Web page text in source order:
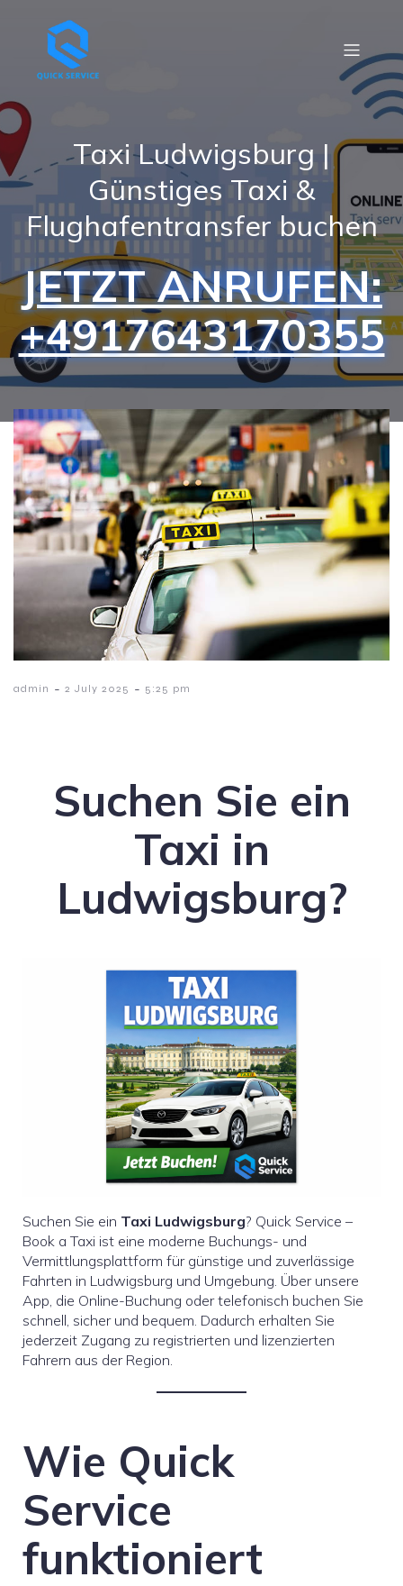
Taxi Ludwigsburg |
Günstiges Taxi &
Flughafentransfer buchen
JETZT ANRUFEN:
+4917643170355
admin - 2 July 2025 - 5:25 pm
Suchen Sie ein
Taxi in
Ludwigsburg?
Suchen Sie ein Taxi Ludwigsburg? Quick Service –
Book a Taxi ist eine moderne Buchungs- und
Vermittlungsplattform für günstige und zuverlässige
Fahrten in Ludwigsburg und Umgebung. Über unsere
App, die Online-Buchung oder telefonisch buchen Sie
schnell, sicher und bequem. Dadurch erhalten Sie
jederzeit Zugang zu registrierten und lizenzierten
Fahrern aus der Region.
Wie Quick
Service
funktioniert